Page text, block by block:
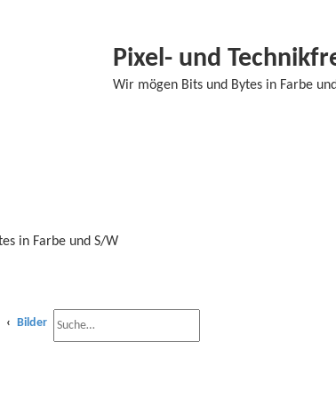
Pixel- und
Wir mögen Bits und Bytes in Farbe
in Farbe und S/W
Bilder